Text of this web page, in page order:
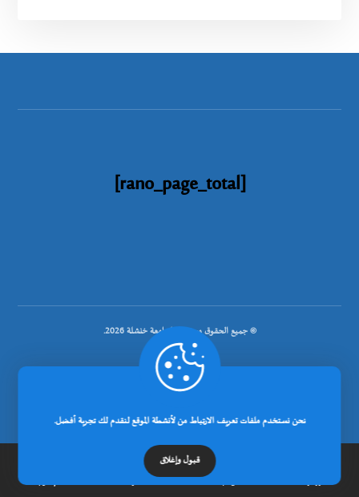
[rano_page_total]
© جميع الحقوق محفوظة لجامعة خنشلة 2026.
الرئيسية عن الجامعة مدونة إتصل بنا
نحن نستخدم ملفات تعريف الارتباط من لأنشطة الموقع لنقدم لك تجربة أفضل.
قبول وإغلاق